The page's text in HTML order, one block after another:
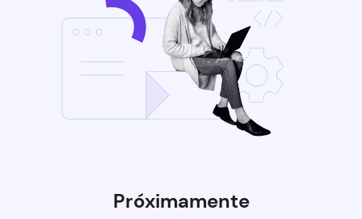
Próximamente